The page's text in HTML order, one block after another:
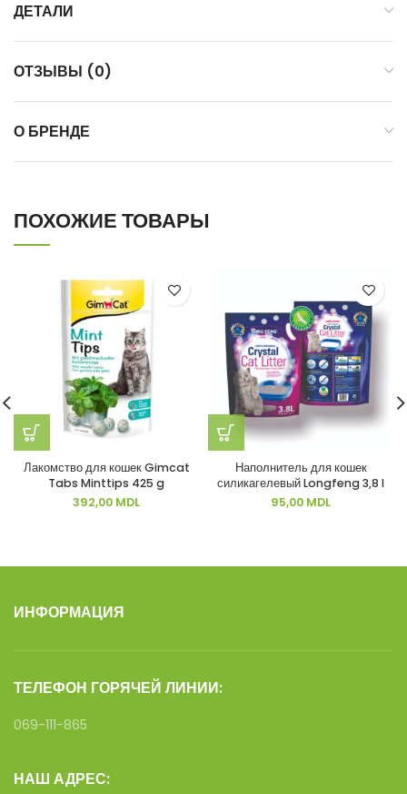
ДЕТАЛИ
ОТЗЫВЫ (0)
О БРЕНДЕ
ПОХОЖИЕ ТОВАРЫ
Лакомство для кошек Gimcat
Tabs Minttips 425 g
392,00 MDL
Наполнитель для кошек
силикагелевый Longfeng 3,8 l
95,00 MDL
ИНФОРМАЦИЯ
ТЕЛЕФОН ГОРЯЧЕЙ ЛИНИИ:
069-111-865
НАШ АДРЕС: